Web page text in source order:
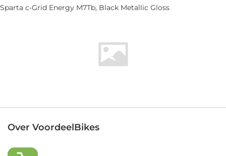
Sparta c-Grid Energy M7Tb, Black Metallic Gloss
Over VoordeelBikes